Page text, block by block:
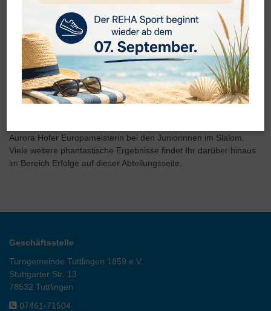
neuen und sehr schönen TG Rennanzüge. Diese positive
Saisoneinstimmung setzte sich nahtlos bis zum Schluss fort. Das
seit vielen Jahren erfolgreiche Team sicherte sich auch diese
Saison wieder Deutschlands einzigen Mannschaftstitel im Inline
Alpin, den Baden-Württemberg-Cup. Unter den vielen
herausragenden Einzelleistungen besonders zu erwähnen ist die
Titelverteidigung von Elea Börsig bei den Weltmeisterschaften
Inline Alpin im Slalom. Ebenfalls Weltmeister in Barcelona/Spanien
Aurora Hofer Europameisterin bei den Juniorinnen im Slalom.
Viele weitere phantastische Ergebnisse findet Ihr darüber hinaus
im Bereich Erfolge auf dieser Abteilungsseite.
Geschäftsstelle
Turngemeinde Tuttlingen 1859 e.V.
Stuttgarter Str. 13
78532 Tuttlingen
07461-71504